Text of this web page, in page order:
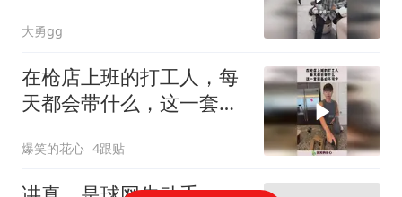
大勇gg
在枪店上班的打工人，每
天都会带什么，这一套装
爆笑的花心 4跟贴